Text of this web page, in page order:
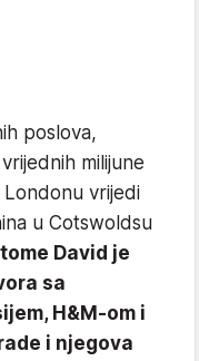
poslova,
milijune
vrijedi
u Cotswoldsu
David je
sa
H&M-om i
i njegova